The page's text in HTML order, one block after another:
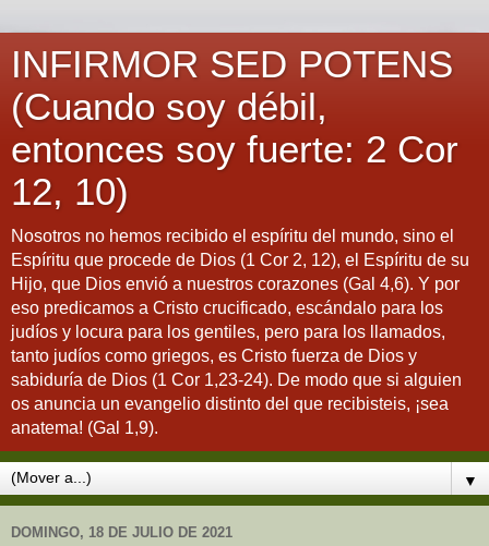
INFIRMOR SED POTENS
(Cuando soy débil,
entonces soy fuerte: 2 Cor
12, 10)
Nosotros no hemos recibido el espíritu del mundo, sino el
Espíritu que procede de Dios (1 Cor 2, 12), el Espíritu de su
Hijo, que Dios envió a nuestros corazones (Gal 4,6). Y por
eso predicamos a Cristo crucificado, escándalo para los
judíos y locura para los gentiles, pero para los llamados,
tanto judíos como griegos, es Cristo fuerza de Dios y
sabiduría de Dios (1 Cor 1,23-24). De modo que si alguien
os anuncia un evangelio distinto del que recibisteis, ¡sea
anatema! (Gal 1,9).
▼
DOMINGO, 18 DE JULIO DE 2021